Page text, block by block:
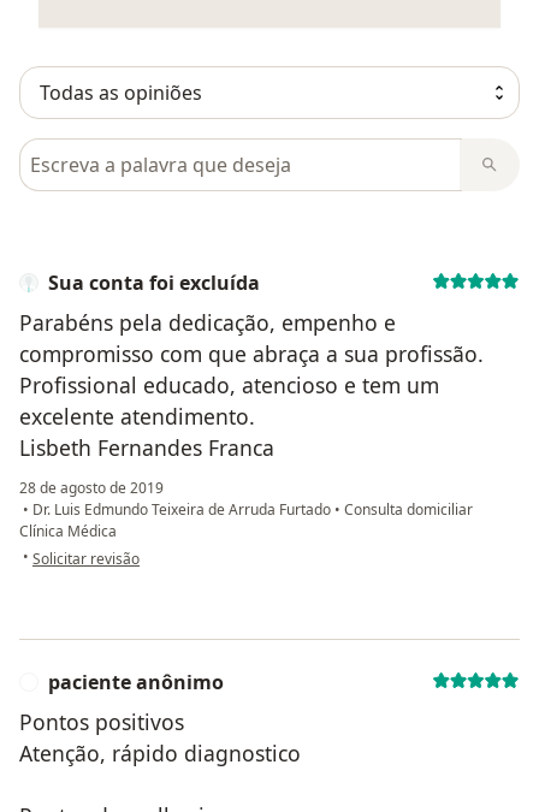
Pesquisar em opiniões
Sua conta foi excluída
Parabéns pela dedicação, empenho e
compromisso com que abraça a sua profissão.
Profissional educado, atencioso e tem um
excelente atendimento.
Lisbeth Fernandes Franca
28 de agosto de 2019
• Dr. Luis Edmundo Teixeira de Arruda Furtado • Consulta domiciliar
Clínica Médica
• na opinião do utilizador Sua conta foi excluída
Solicitar revisão
paciente anônimo
Pontos positivos
Atenção, rápido diagnostico